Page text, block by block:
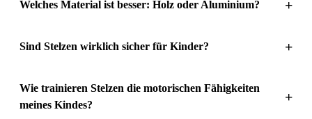
Welches Material ist besser: Holz oder Aluminium? +
Sind Stelzen wirklich sicher für Kinder? +
Wie trainieren Stelzen die motorischen Fähigkeiten
meines Kindes?
+